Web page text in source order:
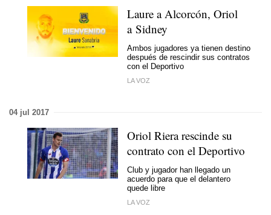
Laure a Alcorcón, Oriol
a Sidney
Ambos jugadores ya tienen destino
después de rescindir sus contratos
con el Deportivo
LA VOZ
04 jul 2017
Oriol Riera rescinde su
contrato con el Deportivo
Club y jugador han llegado un
acuerdo para que el delantero
quede libre
LA VOZ